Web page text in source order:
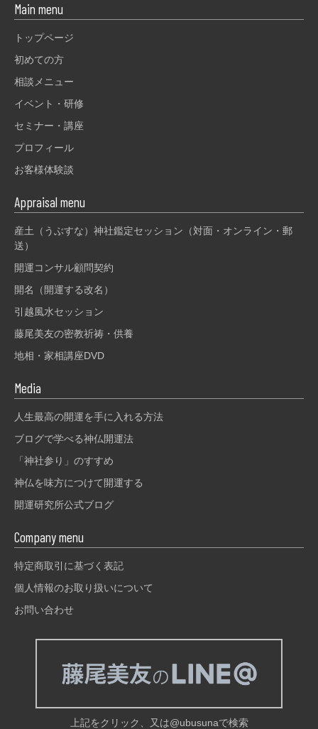
Main menu
トップページ
初めての方
相談メニュー
イベント・研修
セミナー・講座
プロフィール
お客様体験談
Appraisal menu
産土（うぶすな）神社鑑定セッション（対面・オンライン・郵
送）
開運コンサル顧問契約
開名（開運する改名）
引越風水セッション
藤尾美友の密教祈祷・供養
地相・家相講座DVD
Media
人生最高の開運を手に入れる方法
ブログで学べる神仏開運法
「神社参り」のすすめ
神仏を味方につけて開運する
開運研究所公式ブログ
Company menu
特定商取引に基づく表記
個人情報のお取り扱いについて
お問い合わせ
上記をクリック、又は@ubusunaで検索